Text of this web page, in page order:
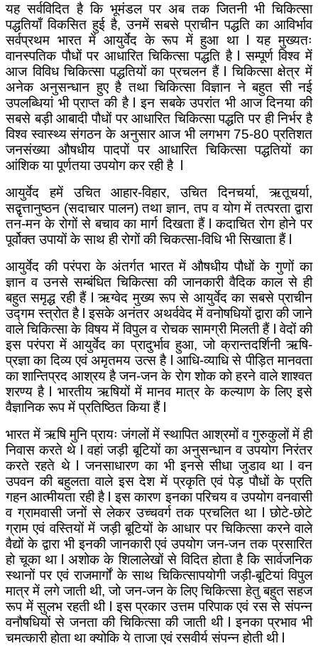
यह सर्वविदित है कि भूमंडल पर अब तक जितनी भी चिकित्सा
पद्धतियाँ विकसित हुई है, उनमें सबसे प्राचीन पद्धति का आविर्भाव
सर्वप्रथम भारत में आयुर्वेद के रूप में हुआ था lयह मुख्यतः
वानस्पतिक पौधों पर आधारित चिकित्सा पद्धति हैl सम्पूर्ण विश्व में
आज विविध चिकित्सा पद्धतियों का प्रचलन हैंl चिकित्सा क्षेत्र में
अनेक अनुसन्धान हुए है तथा चिकित्सा विज्ञान ने बहुत सी नई
उपलब्धियां भी प्राप्त की है lइन सबके उपरांत भी आज दिनया की
सबसे बड़ी आबादी पौधों पर आधारित चिकित्सा पद्धति पर ही निर्भर है
विश्व स्वास्थ्य संगठन के अनुसार आज भी लगभग 75-80 प्रतिशत
जनसंख्या औषधीय पादपों पर आधारित चिकित्सा पद्धतियों का
आंशिक या पूर्णतया उपयोग कर रही है l
आयुर्वेद हमें उचित आहार-विहार, उचित दिनचर्या, ऋतूचर्या,
सद्वृत्तानुष्ठन (सदाचार पालन) तथा ज्ञान, तप व योग में तत्परता द्वारा
तन-मन के रोगों से बचाव का मार्ग दिखता हैं lकदाचित रोग होने पर
पूर्वोक्त उपायों के साथ ही रोगों की चिकत्सा-विधि भी सिखाता हैं l
आयुर्वेद की परंपरा के अंतर्गत भारत में औषधीय पौधों के गुणों का
ज्ञान व उनसे सम्बंधित चिकित्सा की जानकारी वैदिक काल से ही
बहुत समृद्ध रही हैंlऋग्वेद मुख्य रूप से आयुर्वेद का सबसे प्राचीन
उद्गम स्त्रोत है lइसके अनंतर अथर्ववेद में वनोषधियों द्वारा की जाने
वाले चिकित्सा के विषय में विपुल व रोचक सामग्री मिलती हैं lवेदों की
इस परंपरा में आयुर्वेद का प्रादुर्भाव हुआ, जो क्रान्तदर्शिनी ऋषि-
प्रज्ञा का दिव्य एवं अमृतमय उत्स है l आधि-व्याधि से पीड़ित मानवता
का शान्तिप्रद आश्रय है जन-जन के रोग शोक को हरने वाले शाश्वत
शरण्य है l भारतीय ऋषियों में मानव मात्र के कल्याण के लिए इसे
वैज्ञानिक रूप में प्रतिष्ठित किया हैं l
भारत में ऋषि मुनि प्रायः जंगलों में स्थापित आश्रमों व गुरुकुलों में ही
निवास करते थे lवहां जड़ी बूटियों का अनुसन्धान व उपयोग निरंतर
करते रहते थेl जनसाधारण का भी इनसे सीधा जुडाव था l वन
उपवन की बहुलता वाले इस देश में प्रकृति एवं पेड़ पौधों के प्रति
गहन आत्मीयता रही है lइस कारण इनका परिचय व उपयोग वनवासी
व ग्रामवासी जनों से लेकर उच्चवर्ग तक प्रचलित थाl छोटे-छोटे
ग्राम एवं वस्तियों में जड़ी बूटियों के आधार पर चिकित्सा करने वाले
वैद्यों के द्वारा भी इनकी जानकारी एवं उपयोग जन-जन तक प्रसारित
हो चूका था lअशोक के शिलालेखों से विदित होता है कि सार्वजनिक
स्थानों पर एवं राजमार्गों के साथ चिकित्सापयोगी जड़ी-बूटियां विपुल
मात्र में लगे जाती थी, जो जन-जन के लिए चिकित्सा हेतु बहुत सहज
रूप में सुलभ रहती थीl इस प्रकार उत्तम परिपाक एवं रस से संपन्न
वनौषधियों से जनता की चिकित्सा की जाती थी lइनका प्रभाव भी
चमत्कारी होता था क्योकि ये ताजा एवं रसवीर्य संपन्न होती थी l